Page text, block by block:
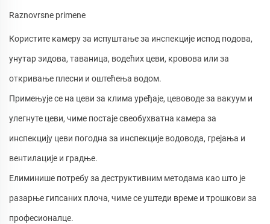
Raznovrsne primene
Користите камеру за испуштање за инспекције испод подова,
унутар зидова, таваница, водећих цеви, кровова или за
откривање плесни и оштећења водом.
Примењује се на цеви за клима уређаје, цевоводе за вакуум и
улегнуте цеви, чиме постаје свеобухватна камера за
инспекцију цеви погодна за инспекције водовода, грејања и
вентилације и градње.
Елиминише потребу за деструктивним методама као што је
разарње гипсаних плоча, чиме се уштеди време и трошкови за
професионалце.